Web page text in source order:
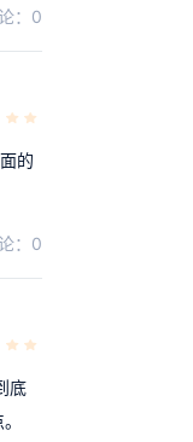
：0
的
：0
底